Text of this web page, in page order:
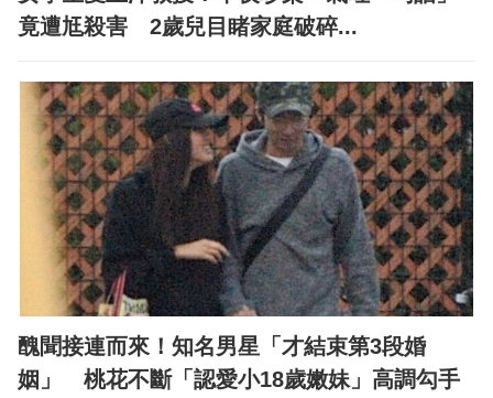
竟遭尪殺害 2歲兒目睹家庭破碎...
醜聞接連而來！知名男星「才結束第3段婚
姻」 桃花不斷「認愛小18歲嫩妹」高調勾手